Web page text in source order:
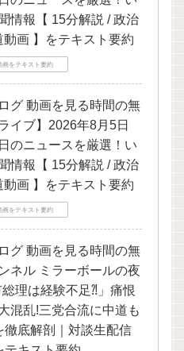
情報【 15分解説 / 政治
画 】をテキスト要約
画をテキスト要約
グ 動画を見る時間の無
イブ】2026年8月5日
のニュースを厳選！い
情報【 15分解説 / 政治
画 】をテキスト要約
画をテキスト要約
グ 動画を見る時間の無
ル ミラーボールの夜
理は経験不足⁈」痛恨
混乱!三党合流に中道も
底解剖｜対談生配信